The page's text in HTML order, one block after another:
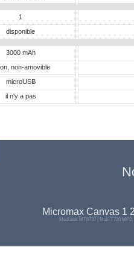
1
disponible
3000 mAh
non-amovible
microUSB
il n'y a pas
Micromax Canvas 1
Mediatek MT6737 | Mali-T720 MP2,